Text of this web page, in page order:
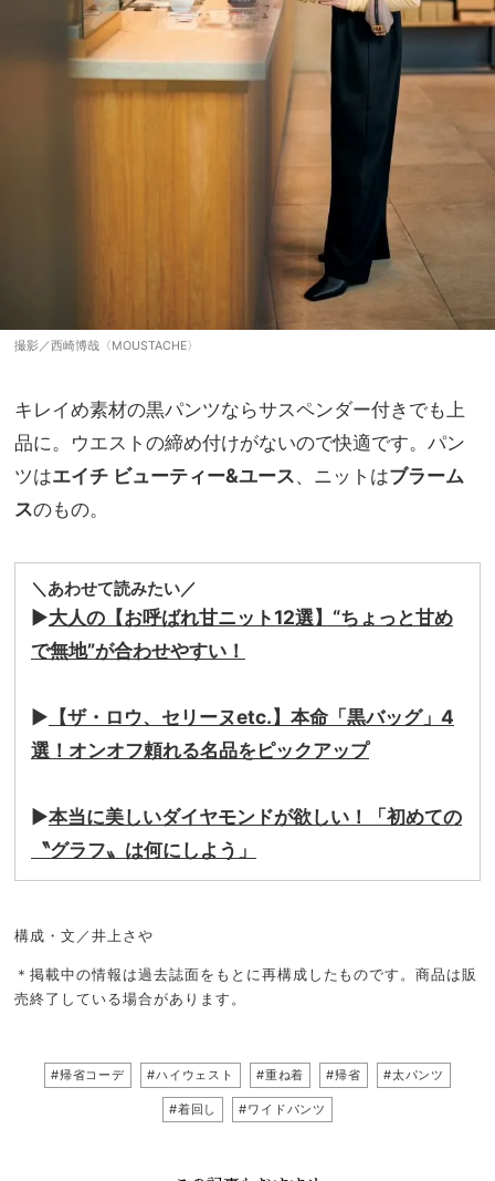
撮影／西崎博哉〈MOUSTACHE〉
キレイめ素材の黒パンツならサスペンダー付きでも上
品に。ウエストの締め付けがないので快適です。パン
ツはエイチ ビューティー&ユース、ニットはブラーム
スのもの。
＼あわせて読みたい／
▶大人の【お呼ばれ甘ニット12選】“ちょっと甘め
で無地”が合わせやすい！
▶ 【ザ・ロウ、セリーヌetc.】本命「黒バッグ」4
選！オンオフ頼れる名品をピックアップ
▶本当に美しいダイヤモンドが欲しい！「初めての
〝グラフ〟は何にしよう」
構成・文／井上さや
＊掲載中の情報は過去誌面をもとに再構成したものです。商品は販
売終了している場合があります。
#帰省コーデ #ハイウェスト #重ね着 #帰省 #太パンツ
#着回し #ワイドパンツ